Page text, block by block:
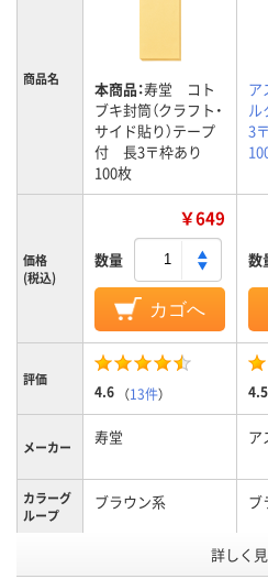
商品名 本商品：寿堂 コト
ブキ封筒（クラフト・
サイド貼り）テープ
付 長3〒枠あり
100枚
3
価格
(税込)
￥649
数量
カゴへ
数
評価
4.6 （13件） 4.5
メーカー 寿堂 ア
カラーグ
ループ
ブラウン系 ブ
テ
詳しく